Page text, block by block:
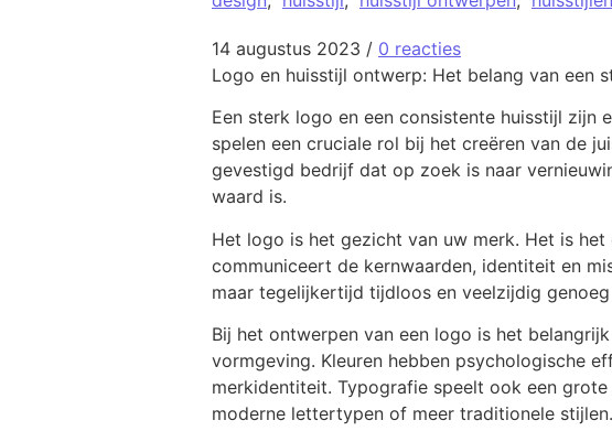
14 augustus 2023 / 0 reacties
Logo en huisstijl ontwerp: Het belang van een
Een sterk logo en een consistente huisstijl zijn
spelen een cruciale rol bij het creëren van de
gevestigd bedrijf dat op zoek is naar
waard is.
Het logo is het gezicht van uw merk. Het is
communiceert de kernwaarden, identiteit en
maar tegelijkertijd tijdloos en veelzijdig
Bij het ontwerpen van een logo is het
vormgeving. Kleuren hebben psychologische
merkidentiteit. Typografie speelt ook een
moderne lettertypen of meer traditionele stijlen.